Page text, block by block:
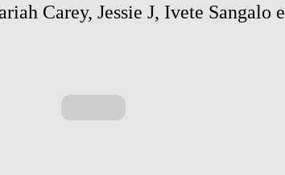
Carey, Jessie J, Ivete Sangalo e